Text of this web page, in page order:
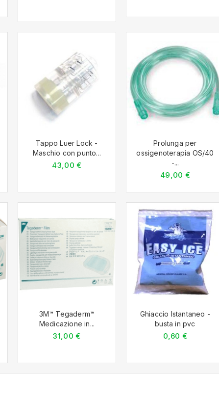
Tappo Luer Lock -
Maschio con punto...
43,00 €
Prolunga per
ossigenoterapia OS/40
-...
49,00 €
3M™ Tegaderm™
Medicazione in...
31,00 €
Ghiaccio Istantaneo -
busta in pvc
0,60 €